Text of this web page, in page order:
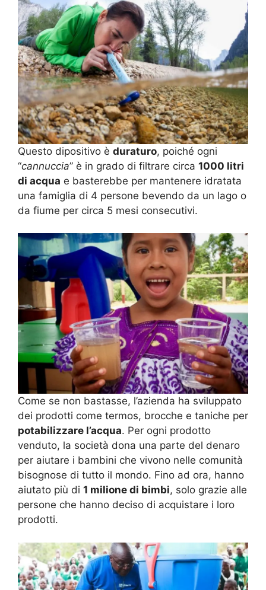
Questo dipositivo è duraturo, poiché ogni
“cannuccia” è in grado di filtrare circa 1000 litri
di acqua e basterebbe per mantenere idratata
una famiglia di 4 persone bevendo da un lago o
da fiume per circa 5 mesi consecutivi.
Come se non bastasse, l’azienda ha sviluppato
dei prodotti come termos, brocche e taniche per
potabilizzare l’acqua. Per ogni prodotto
venduto, la società dona una parte del denaro
per aiutare i bambini che vivono nelle comunità
bisognose di tutto il mondo. Fino ad ora, hanno
aiutato più di 1 milione di bimbi, solo grazie alle
persone che hanno deciso di acquistare i loro
prodotti.